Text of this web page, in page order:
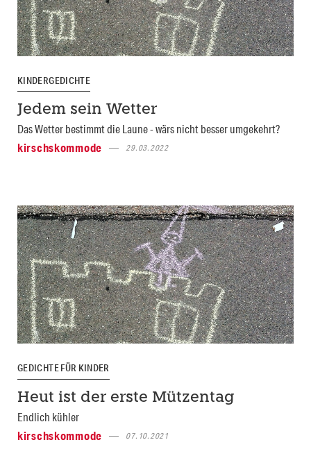
KINDERGEDICHTE
Jedem sein Wetter
Das Wetter bestimmt die Laune - wärs nicht besser umgekehrt?
kirschskommode
29.03.2022
GEDICHTE FÜR KINDER
Heut ist der erste Mützentag
Endlich kühler
kirschskommode
07.10.2021